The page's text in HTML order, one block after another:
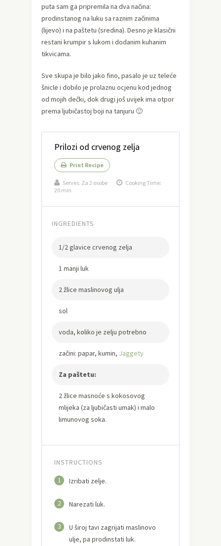
puta sam ga pripremila na dva načina:
prodinstanog na luku sa raznim začinima
(lijevo) i na paštetu (sredina). Desno je klasični
restani krumpir s lukom i dodanim kuhanim
tikvicama.
Sve skupa je bilo jako fino, pasalo je uz teleće
šnicle i dobilo je prolaznu ocjenu kod jednog
od mojih dečki, dok drugi još uvijek ima otpor
prema ljubičastoj boji na tanjuru 🙂
Prilozi od crvenog zelja
Print Recipe
Serves: Za 2 osobe
Cooking Time:
20 min
INGREDIENTS
1/2 glavice crvenog zelja
1 manji luk
2 žlice maslinovog ulja
sol
voda, koliko je zelju potrebno
začini: papar, kumin, Jaggety
Za paštetu:
2 žlice masnoće s kokosovog
mlijeka (za ljubičasti umak) i malo
limunovog soka.
INSTRUCTIONS
1 Izribati zelje.
2 Narezati luk.
3
U široj tavi zagrijati maslinovo
ulje, pa prodinstati luk.